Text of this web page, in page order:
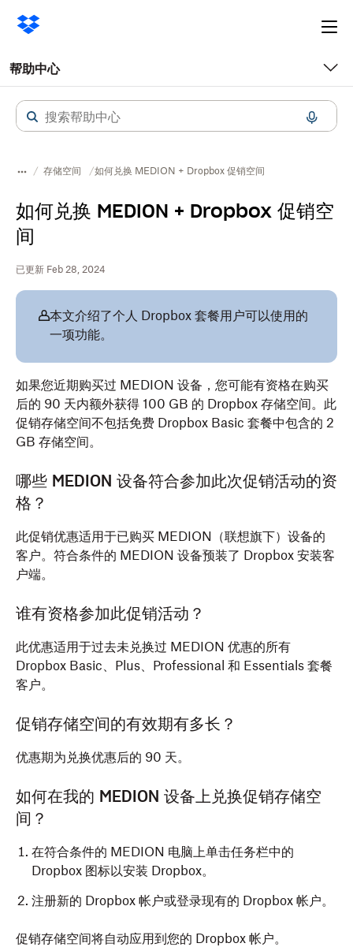
帮助中心
存储空间 如何兑换 MEDION + Dropbox 促销空间
如何兑换 MEDION + Dropbox 促销空
间
已更新 Feb 28, 2024
本文介绍了个人 Dropbox 套餐用户可以使用的
一项功能。
如果您近期购买过 MEDION 设备，您可能有资格在购买
后的 90 天内额外获得 100 GB 的 Dropbox 存储空间。此
促销存储空间不包括免费 Dropbox Basic 套餐中包含的 2
GB 存储空间。
哪些 MEDION 设备符合参加此次促销活动的资
格？
此促销优惠适用于已购买 MEDION（联想旗下）设备的
客户。符合条件的 MEDION 设备预装了 Dropbox 安装客
户端。
谁有资格参加此促销活动？
此优惠适用于过去未兑换过 MEDION 优惠的所有
Dropbox Basic、Plus、Professional 和 Essentials 套餐
客户。
促销存储空间的有效期有多长？
优惠期为兑换优惠后的 90 天。
如何在我的 MEDION 设备上兑换促销存储空
间？
在符合条件的 MEDION 电脑上单击任务栏中的
Dropbox 图标以安装 Dropbox。
注册新的 Dropbox 帐户或登录现有的 Dropbox 帐户。
促销存储空间将自动应用到您的 Dropbox 帐户。